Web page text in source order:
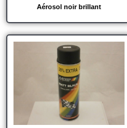
Aérosol noir brillant